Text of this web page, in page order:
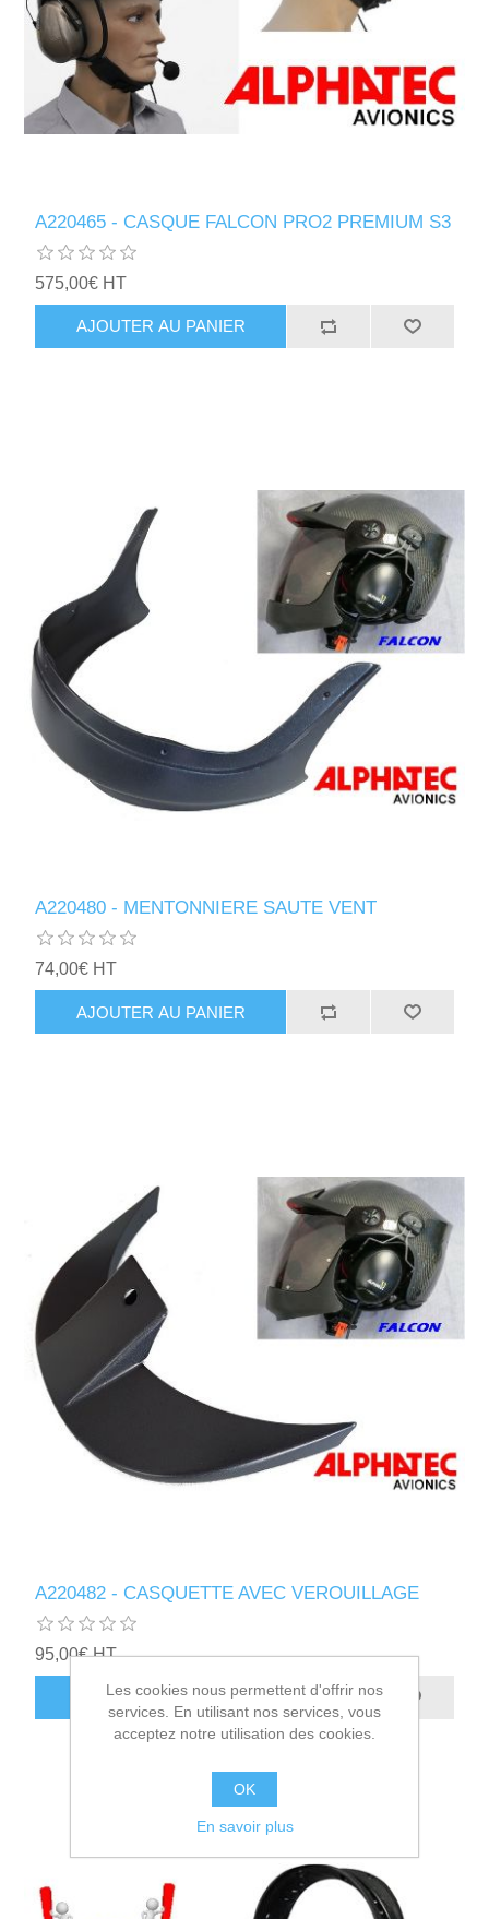
A220465 - CASQUE FALCON PRO2 PREMIUM S3
575,00€ HT
AJOUTER AU PANIER
A220480 - MENTONNIERE SAUTE VENT
74,00€ HT
AJOUTER AU PANIER
A220482 - CASQUETTE AVEC VEROUILLAGE
95,00€ HT
AJOUTER AU PANIER
Les cookies nous permettent d'offrir nos
services. En utilisant nos services, vous
acceptez notre utilisation des cookies.
OK
En savoir plus